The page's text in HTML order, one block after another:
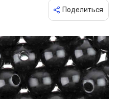
Поделиться